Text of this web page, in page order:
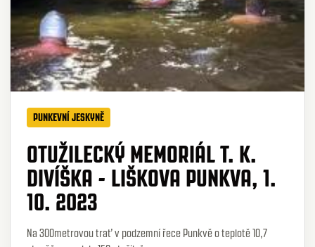
PUNKEVNÍ JESKYNĚ
OTUŽILECKÝ MEMORIÁL T. K.
DIVÍŠKA - LIŠKOVA PUNKVA, 1.
10. 2023
Na 300metrovou trať v podzemní řece Punkvě o teplotě 10,7